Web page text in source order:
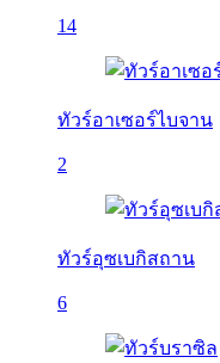
14
ทัวร์อาเซอร์ไบจาน
2
ทัวร์อุซเบกิสถาน
6